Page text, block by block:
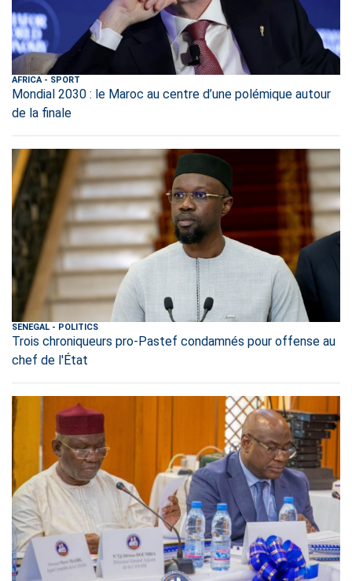
AFRICA- SPORT
Mondial 2030 : le Maroc au centre d’une polémique autour
de la finale
SENEGAL - POLITICS
Trois chroniqueurs pro-Pastef condamnés pour offense au
chef de l'État